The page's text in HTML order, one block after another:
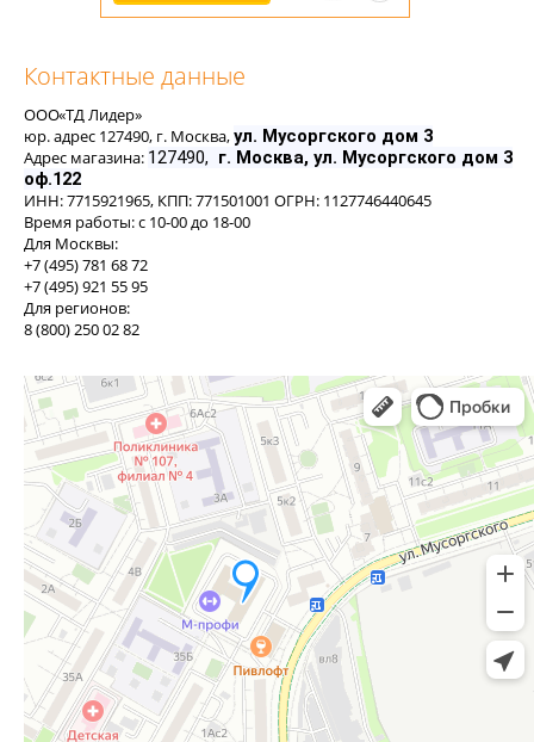
Контактные данные
ООО«ТД Лидер»
юр. адрес 127490, г. Москва,ул. Мусоргского дом 3
Адрес магазина: 127490, г. Москва, ул. Мусоргского дом 3
оф.122
ИНН: 7715921965, КПП: 771501001 ОГРН: 1127746440645
Время работы: с 10-00 до 18-00
Для Москвы:
+7 (495) 781 68 72
+7 (495) 921 55 95
Для регионов:
8 (800) 250 02 82